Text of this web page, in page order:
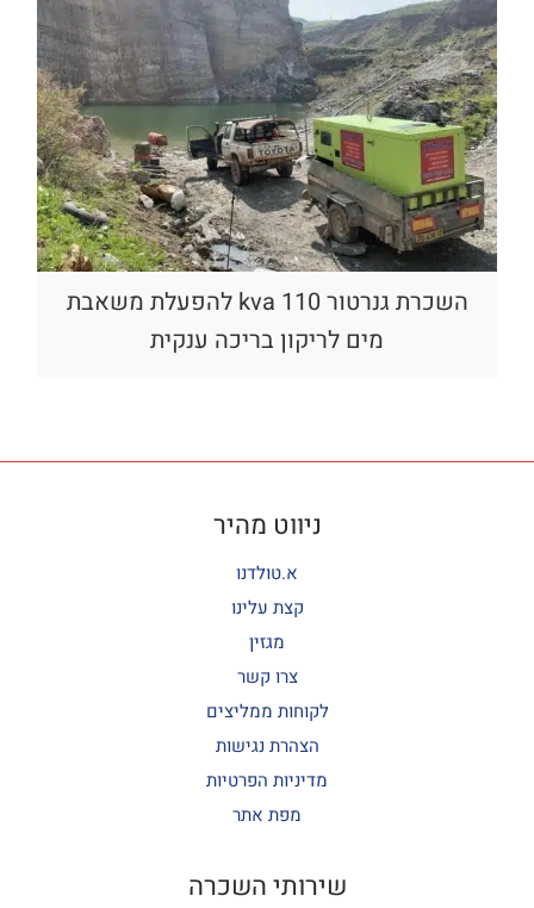
השכרת גנרטור kva 110 להפעלת משאבת
מים לריקון בריכה ענקית
ניווט מהיר
א.טולדנו
קצת עלינו
מגזין
צרו קשר
לקוחות ממליצים
הצהרת נגישות
מדיניות הפרטיות
מפת אתר
שירותי השכרה